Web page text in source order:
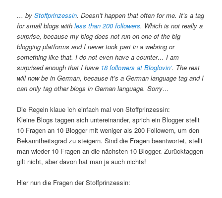
… byStoffprinzessin. Doesn’t happen that often for me. It’s a tag
for small blogs withless than 200 followers. Which is not really a
surprise, because my blog does not run on one of the big
blogging platforms and I never took part in a webring or
something like that. I do not even have a counter… I am
surprised enough that I have 18 followers at Bloglovin‘. The rest
will now be in German, because it’s a German language tag and I
can only tag other blogs in Gernan language. Sorry…
Die Regeln klaue ich einfach mal von Stoffprinzessin:
Kleine Blogs taggen sich untereinander, sprich ein Blogger stellt
10 Fragen an 10 Blogger mit weniger als 200 Followern, um den
Bekanntheitsgrad zu steigern. Sind die Fragen beantwortet, stellt
man wieder 10 Fragen an die nächsten 10 Blogger. Zurücktaggen
gilt nicht, aber davon hat man ja auch nichts!
Hier nun die Fragen der Stoffprinzessin: